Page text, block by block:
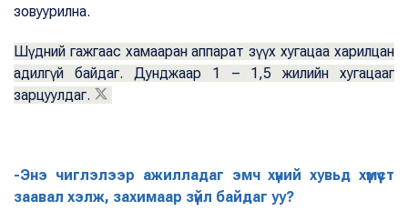
зовуурилна.
Шүдний гажгаас хамааран аппарат зүүх хугацаа харилцан
адилгүй байдаг. Дунджаар 1 – 1,5 жилийн хугацааг
зарцуулдаг.
-Энэ чиглэлээр ажилладаг эмч хүний хувьд хүмүүст
заавал хэлж, захимаар зүйл байдаг уу?